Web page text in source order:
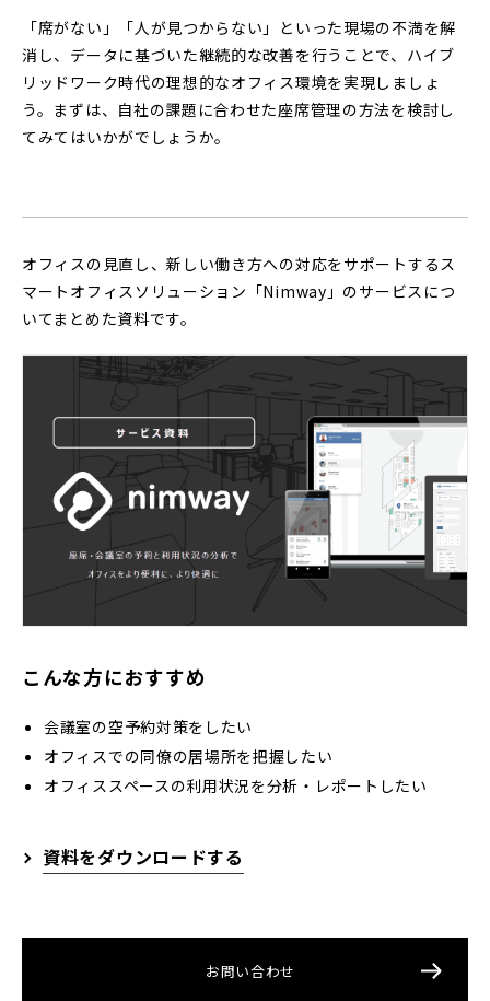
「席がない」「人が見つからない」といった現場の不満を解
消し、データに基づいた継続的な改善を行うことで、ハイブ
リッドワーク時代の理想的なオフィス環境を実現しましょ
う。まずは、自社の課題に合わせた座席管理の方法を検討し
てみてはいかがでしょうか。
オフィスの見直し、新しい働き方への対応をサポートするス
マートオフィスソリューション「Nimway」のサービスにつ
いてまとめた資料です。
こんな方におすすめ
会議室の空予約対策をしたい
オフィスでの同僚の居場所を把握したい
オフィススペースの利用状況を分析・レポートしたい
資料をダウンロードする
お問い合わせ